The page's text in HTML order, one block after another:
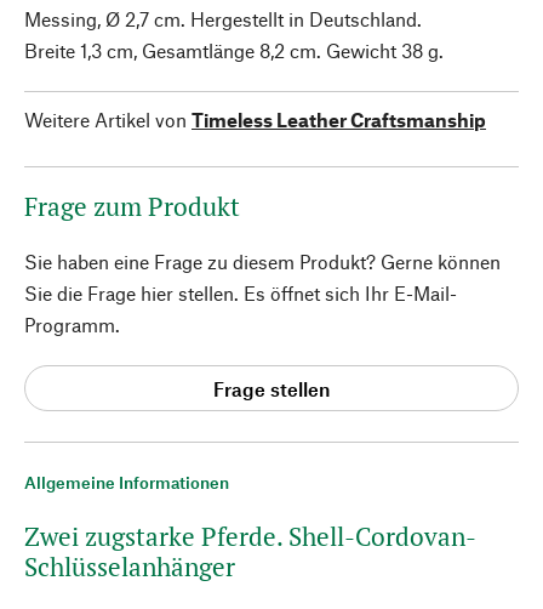
Allgemeine Informationen
Zwei zugstarke Pferde. Shell-Cordovan-
Schlüsselanhänger
Messing, Ø 2,7 cm. Hergestellt in Deutschland.
Breite 1,3 cm, Gesamtlänge 8,2 cm. Gewicht 38 g.
Weitere Artikel von Timeless Leather Craftsmanship
Frage zum Produkt
Sie haben eine Frage zu diesem Produkt? Gerne können
Sie die Frage hier stellen. Es öffnet sich Ihr E-Mail-
Programm.
Frage stellen